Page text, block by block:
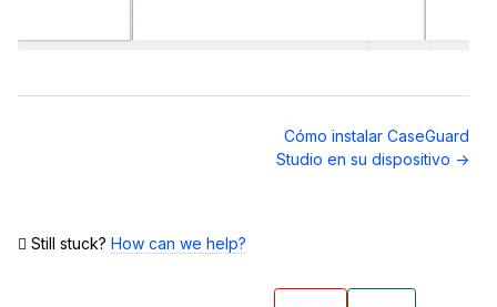
Cómo instalar CaseGuard
Studio en su dispositivo →
Still stuck? How can we help?